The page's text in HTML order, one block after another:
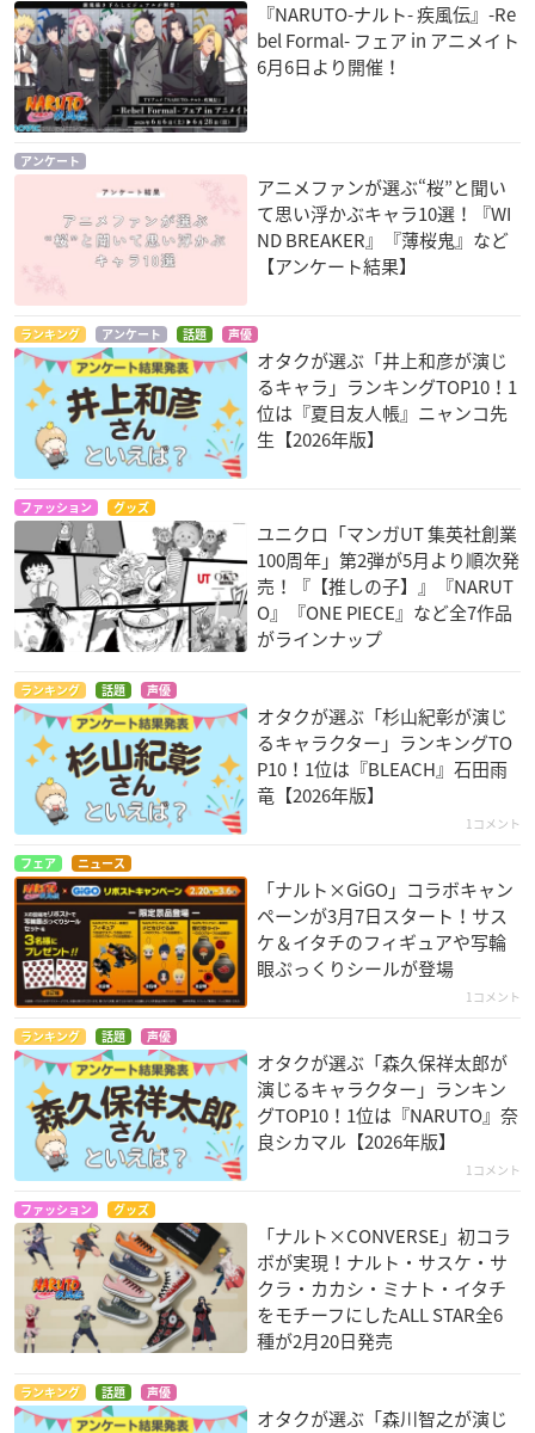
『NARUTO-ナルト- 疾風伝』-Re
bel Formal- フェア in アニメイト
6月6日より開催！
アンケート
アニメファンが選ぶ“桜”と聞い
て思い浮かぶキャラ10選！『WI
ND BREAKER』『薄桜鬼』など
【アンケート結果】
ランキング アンケート 話題 声優
オタクが選ぶ「井上和彦が演じ
るキャラ」ランキングTOP10！1
位は『夏目友人帳』ニャンコ先
生【2026年版】
ファッション グッズ
ユニクロ「マンガUT 集英社創業
100周年」第2弾が5月より順次発
売！『【推しの子】』『NARUT
O』『ONE PIECE』など全7作品
がラインナップ
ランキング 話題 声優
オタクが選ぶ「杉山紀彰が演じ
るキャラクター」ランキングTO
P10！1位は『BLEACH』石田雨
竜【2026年版】
1コメント
フェア ニュース
「ナルト×GiGO」コラボキャン
ペーンが3月7日スタート！サス
ケ＆イタチのフィギュアや写輪
眼ぷっくりシールが登場
1コメント
ランキング 話題 声優
オタクが選ぶ「森久保祥太郎が
演じるキャラクター」ランキン
グTOP10！1位は『NARUTO』奈
良シカマル【2026年版】
1コメント
ファッション グッズ
「ナルト×CONVERSE」初コラ
ボが実現！ナルト・サスケ・サ
クラ・カカシ・ミナト・イタチ
をモチーフにしたALL STAR全6
種が2月20日発売
ランキング 話題 声優
オタクが選ぶ「森川智之が演じ